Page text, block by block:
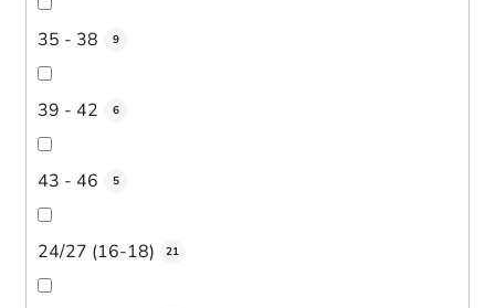
35 - 38 9
39 - 42 6
43 - 46 5
24/27 (16-18) 21